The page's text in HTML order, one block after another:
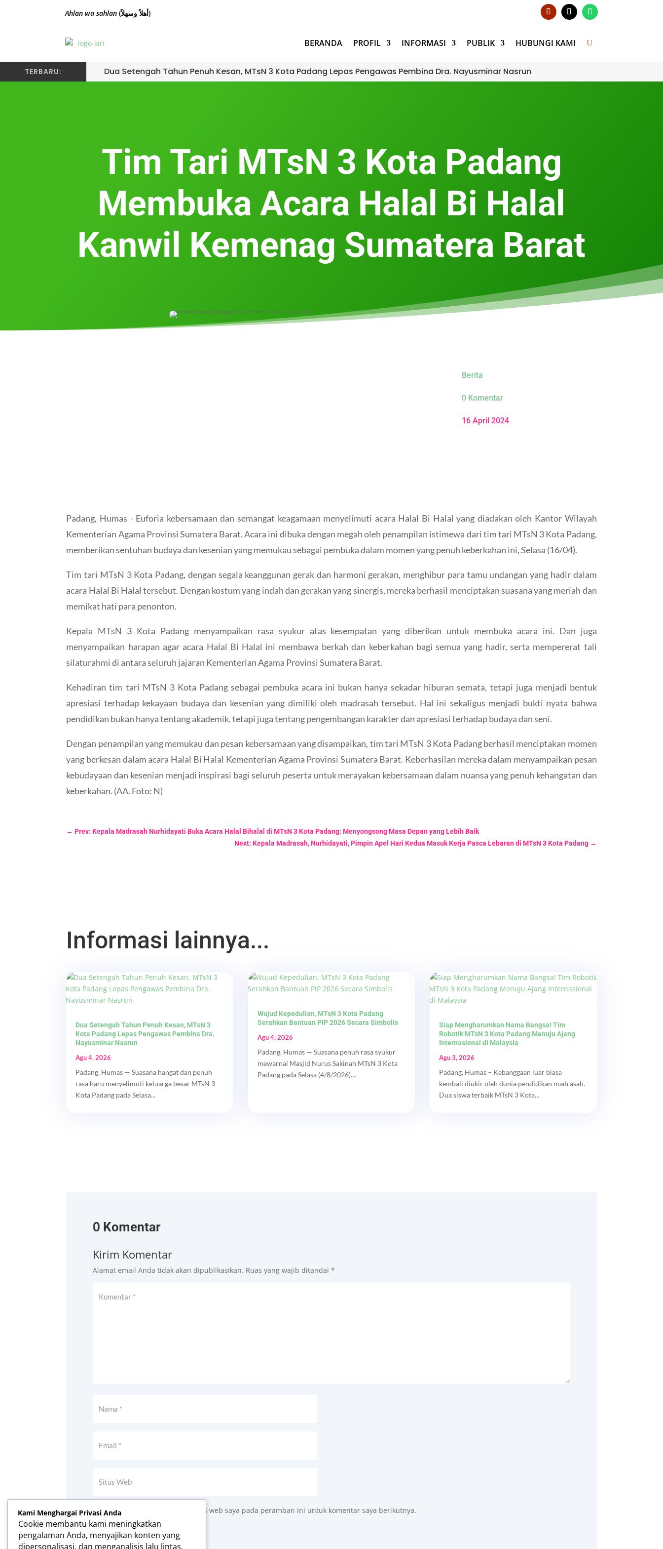
Ahlan wa sahlan (أهلاً وسهلاً)
BERANDA PROFIL INFORMASI PUBLIK HUBUNGI KAMI
TERBARU: Dua Setengah Tahun Penuh Kesan, MTsN 3 Kota Padang Lepas Pengawas Pembina Dra. Nayusminar Nasrun
Tim Tari MTsN 3 Kota Padang
Membuka Acara Halal Bi Halal
Kanwil Kemenag Sumatera Barat
Berita
0 Komentar
16 April 2024
Padang, Humas - Euforia kebersamaan dan semangat keagamaan menyelimuti acara Halal Bi Halal yang diadakan oleh Kantor Wilayah
Kementerian Agama Provinsi Sumatera Barat. Acara ini dibuka dengan megah oleh penampilan istimewa dari tim tari MTsN 3 Kota Padang,
memberikan sentuhan budaya dan kesenian yang memukau sebagai pembuka dalam momen yang penuh keberkahan ini, Selasa (16/04).
Tim tari MTsN 3 Kota Padang, dengan segala keanggunan gerak dan harmoni gerakan, menghibur para tamu undangan yang hadir dalam
acara Halal Bi Halal tersebut. Dengan kostum yang indah dan gerakan yang sinergis, mereka berhasil menciptakan suasana yang meriah dan
memikat hati para penonton.
Kepala MTsN 3 Kota Padang menyampaikan rasa syukur atas kesempatan yang diberikan untuk membuka acara ini. Dan juga
menyampaikan harapan agar acara Halal Bi Halal ini membawa berkah dan keberkahan bagi semua yang hadir, serta mempererat tali
silaturahmi di antara seluruh jajaran Kementerian Agama Provinsi Sumatera Barat.
Kehadiran tim tari MTsN 3 Kota Padang sebagai pembuka acara ini bukan hanya sekadar hiburan semata, tetapi juga menjadi bentuk
apresiasi terhadap kekayaan budaya dan kesenian yang dimiliki oleh madrasah tersebut. Hal ini sekaligus menjadi bukti nyata bahwa
pendidikan bukan hanya tentang akademik, tetapi juga tentang pengembangan karakter dan apresiasi terhadap budaya dan seni.
Dengan penampilan yang memukau dan pesan kebersamaan yang disampaikan, tim tari MTsN 3 Kota Padang berhasil menciptakan momen
yang berkesan dalam acara Halal Bi Halal Kementerian Agama Provinsi Sumatera Barat. Keberhasilan mereka dalam menyampaikan pesan
kebudayaan dan kesenian menjadi inspirasi bagi seluruh peserta untuk merayakan kebersamaan dalam nuansa yang penuh kehangatan dan
keberkahan. (AA. Foto: N)
←Prev: Kepala Madrasah Nurhidayati Buka Acara Halal Bihalal di MTsN 3 Kota Padang: Menyongsong Masa Depan yang Lebih Baik
Next: Kepala Madrasah, Nurhidayati, Pimpin Apel Hari Kedua Masuk Kerja Pasca Lebaran di MTsN 3 Kota Padang→
Informasi lainnya...
Dua Setengah Tahun Penuh Kesan, MTsN 3
Kota Padang Lepas Pengawas Pembina Dra.
Nayusminar Nasrun
Agu 4, 2026
Padang, Humas — Suasana hangat dan penuh
rasa haru menyelimuti keluarga besar MTsN 3
Kota Padang pada Selasa...
Wujud Kepedulian, MTsN 3 Kota Padang
Serahkan Bantuan PIP 2026 Secara Simbolis
Agu 4, 2026
Padang, Humas — Suasana penuh rasa syukur
mewarnai Masjid Nurus Sakinah MTsN 3 Kota
Padang pada Selasa (4/8/2026)....
Siap Mengharumkan Nama Bangsa! Tim
Robotik MTsN 3 Kota Padang Menuju Ajang
Internasional di Malaysia
Agu 3, 2026
Padang, Humas – Kebanggaan luar biasa
kembali diukir oleh dunia pendidikan madrasah.
Dua siswa terbaik MTsN 3 Kota...
0 Komentar
Kirim Komentar
Alamat email Anda tidak akan dipublikasikan. Ruas yang wajib ditandai*
Simpan nama, email, dan situs web saya pada peramban ini untuk komentar saya berikutnya.
Kirim Komentar
Kami Menghargai Privasi Anda
Cookie membantu kami meningkatkan
pengalaman Anda, menyajikan konten yang
dipersonalisasi, dan menganalisis lalu lintas.